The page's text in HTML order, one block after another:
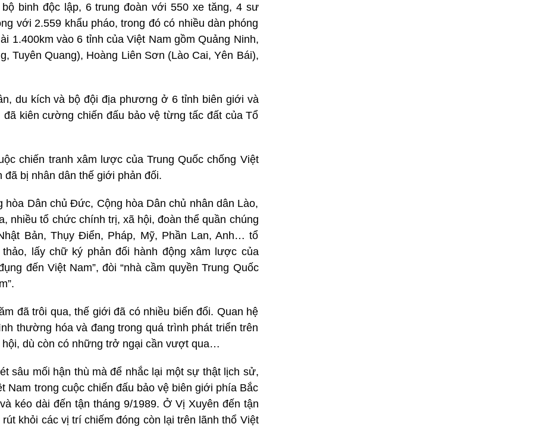
binh độc lập, 6 trung đoàn với 550 xe tăng, 4 sư
với 2.559 khẩu pháo, trong đó có nhiều dàn phóng
1.400km vào 6 tỉnh của Việt Nam gồm Quảng Ninh,
Tuyên Quang), Hoàng Liên Sơn (Lào Cai, Yên Bái),
du kích và bộ đội địa phương ở 6 tỉnh biên giới và
kiên cường chiến đấu bảo vệ từng tấc đất của Tổ
chiến tranh xâm lược của Trung Quốc chống Việt
bị nhân dân thế giới phản đối.
Dân chủ Đức, Cộng hòa Dân chủ nhân dân Lào,
nhiều tổ chức chính trị, xã hội, đoàn thể quần chúng
Bản, Thụy Điển, Pháp, Mỹ, Phần Lan, Anh… tổ
lấy chữ ký phản đối hành động xâm lược của
đến Việt Nam”, đòi “nhà cầm quyền Trung Quốc
đã trôi qua, thế giới đã có nhiều biến đổi. Quan hệ
thường hóa và đang trong quá trình phát triển trên
dù còn có những trở ngại cần vượt qua…
sâu mối hận thù mà để nhắc lại một sự thật lịch sử,
Nam trong cuộc chiến đấu bảo vệ biên giới phía Bắc
kéo dài đến tận tháng 9/1989. Ở Vị Xuyên đến tận
khỏi các vị trí chiếm đóng còn lại trên lãnh thổ Việt